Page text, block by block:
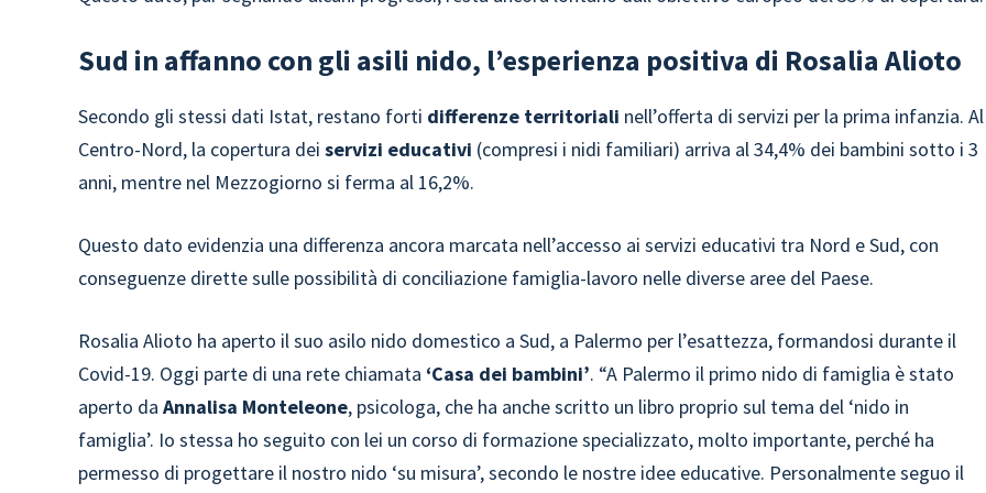
Sud in affanno con gli asili nido, l’esperienza positiva di Rosalia Alioto
Secondo gli stessi dati Istat, restano forti differenze territoriali nell’offerta di servizi per la prima infanzia. Al
Centro-Nord, la copertura deiservizi educativi (compresi i nidi familiari) arriva al 34,4% dei bambini sotto i 3
anni, mentre nel Mezzogiorno si ferma al 16,2%.
Questo dato evidenzia una differenza ancora marcata nell’accesso ai servizi educativi tra Nord e Sud, con
conseguenze dirette sulle possibilità di conciliazione famiglia-lavoro nelle diverse aree del Paese.
Rosalia Alioto ha aperto il suo asilo nido domestico a Sud, a Palermo per l’esattezza, formandosi durante il
Covid-19. Oggi parte di una rete chiamata ‘Casa dei bambini’. “A Palermo il primo nido di famiglia è stato
aperto daAnnalisa Monteleone, psicologa, che ha anche scritto un libro proprio sul tema del ‘nido in
famiglia’. Io stessa ho seguito con lei un corso di formazione specializzato, molto importante, perché ha
permesso di progettare il nostro nido ‘su misura’, secondo le nostre idee educative. Personalmente seguo il